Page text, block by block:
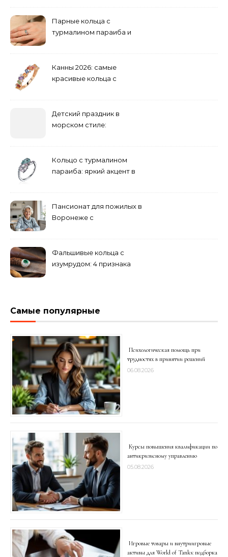
Парные кольца с
турмалином параиба и
Канны 2026: самые
красивые кольца с
Детский праздник в
морском стиле:
Кольцо с турмалином
параиба: яркий акцент в
Пансионат для пожилых в
Воронеже с
Фальшивые кольца с
изумрудом: 4 признака
Самые популярные
Психологическая помощь при
трудностях в принятии решений
06.08.2026
Курсы повышения квалификации по
антикризисному управлению
05.08.2026
Игровые товары и внутриигровые
активы для World of Tanks: подборка